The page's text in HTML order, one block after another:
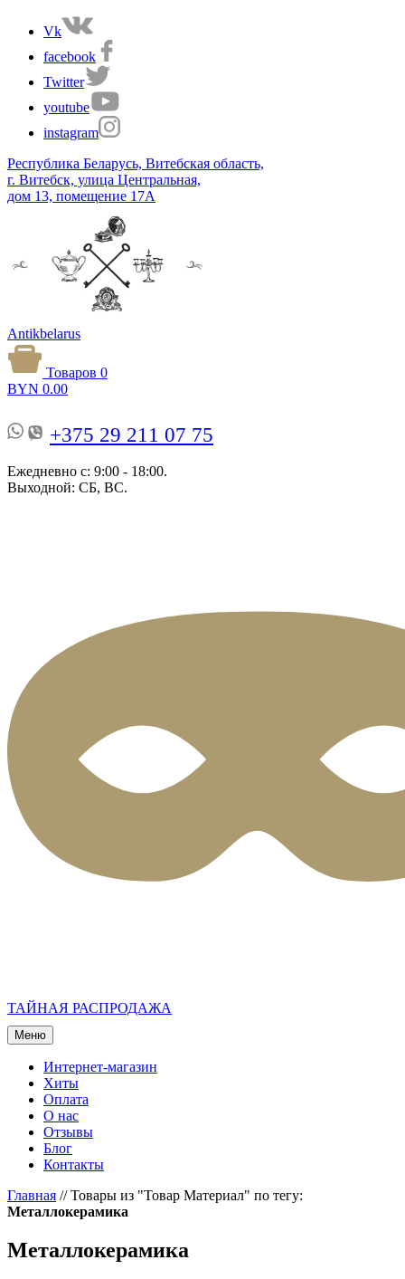
Vk
facebook
Twitter
youtube
instagram
Республика Беларусь, Витебская область,
г. Витебск, улица Центральная,
дом 13, помещение 17А
Antikbelarus
Товаров 0
BYN 0.00
+375 29 211 07 75
Ежедневно с: 9:00 - 18:00.
Выходной: СБ, ВС.
ТАЙНАЯ РАСПРОДАЖА
Меню
Интернет-магазин
Хиты
Оплата
О нас
Отзывы
Блог
Контакты
Главная //Товары из "Товар Материал" по тегу:
Металлокерамика
Металлокерамика